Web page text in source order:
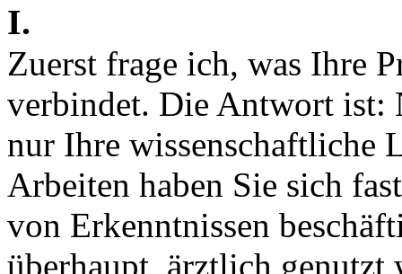
I.
Zuerst frage ich, was Ihre
verbindet. Die Antwort ist:
nur Ihre wissenschaftliche
Arbeiten haben Sie sich
von Erkenntnissen
überhaupt, ärztlich genutzt